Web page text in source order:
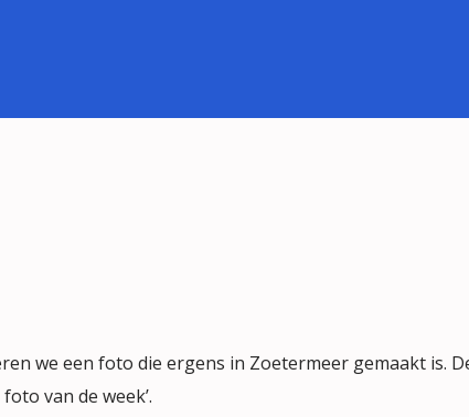
we een foto die ergens in Zoetermeer gemaakt is.
van de week’.